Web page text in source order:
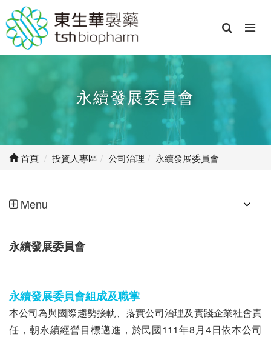
永續發展委員會
首頁 投資人專區 公司治理 永續發展委員會
Menu
永續發展委員會
永續發展委員會組成及職掌
本公司為與國際趨勢接軌、落實公司治理及實踐企業社會責
任，朝永續經營目標邁進，於民國111年8月4日依本公司